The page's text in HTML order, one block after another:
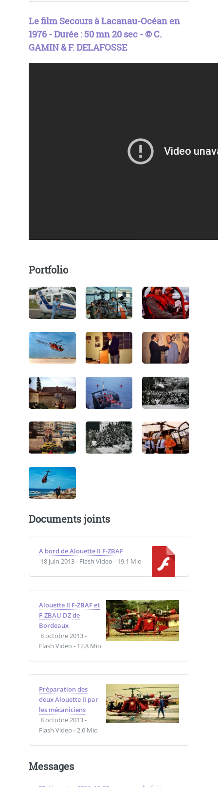
Le film Secours à Lacanau-Océan en
1976 - Durée : 50 mn 20 sec - © C.
GAMIN & F. DELAFOSSE
Portfolio
Documents joints
A bord de Alouette II F-ZBAF
18 juin 2013- Flash Video - 19.1 Mio
Alouette II F-ZBAF et
F-ZBAU DZ de
Bordeaux
8 octobre 2013-
Flash Video - 12.8 Mio
Préparation des
deux Alouette II par
les mécaniciens
8 octobre 2013-
Flash Video -2.6 Mio
Messages